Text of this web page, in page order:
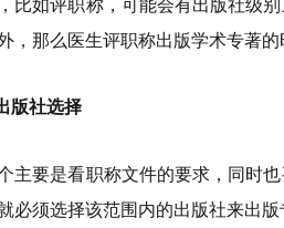
比如评职称，可能会有出版社级
，那么医生评职称出版学术专著的
版社选择
主要是看职称文件的要求，同时
必须选择该范围内的出版社来出